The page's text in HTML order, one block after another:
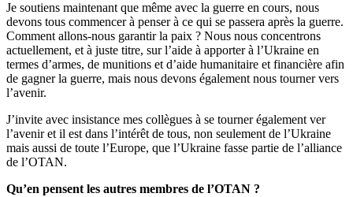
Je soutiens maintenant que même avec la guerre en cours, nous
devons tous commencer à penser à ce qui se passera après la guerre.
Comment allons-nous garantir la paix ? Nous nous concentrons
actuellement, et à juste titre, sur l’aide à apporter à l’Ukraine en
termes d’armes, de munitions et d’aide humanitaire et financière afin
de gagner la guerre, mais nous devons également nous tourner vers
l’avenir.
J’invite avec insistance mes collègues à se tourner également ver
l’avenir et il est dans l’intérêt de tous, non seulement de l’Ukraine
mais aussi de toute l’Europe, que l’Ukraine fasse partie de l’alliance
de l’OTAN.
Qu’en pensent les autres membres de l’OTAN ?